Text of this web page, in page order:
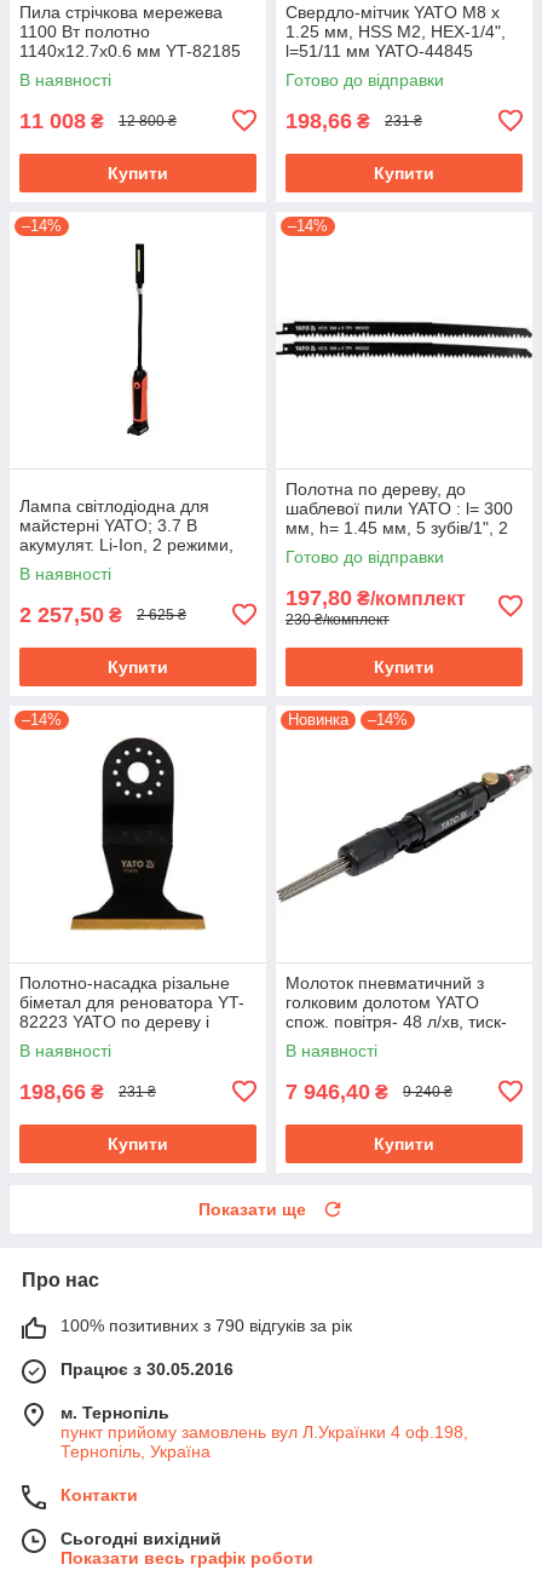
Пила стрічкова мережева
1100 Вт полотно
1140х12.7х0.6 мм YT-82185
В наявності
11 008 ₴ 12 800 ₴
Купити
Свердло-мітчик YATO М8 х
1.25 мм, HSS М2, HEX-1/4",
l=51/11 мм YATO-44845
Готово до відправки
198,66 ₴ 231 ₴
Купити
–14%
Лампа світлодіодна для
майстерні YATO; 3.7 В
акумулят. Li-Ion, 2 режими,
зарядний USB пристрій YT-
08527
В наявності
2 257,50 ₴ 2 625 ₴
Купити
–14%
Полотна по дереву, до
шаблевої пили YATO : l= 300
мм, h= 1.45 мм, 5 зубів/1", 2
шт. YT-33920
Готово до відправки
197,80 ₴/комплект
230 ₴/комплект
Купити
–14%
Полотно-насадка різальне
біметал для реноватора YT-
82223 YATO по дереву і
металу, l= 90 мм, w= 65 мм
В наявності
198,66 ₴ 231 ₴
Купити
Новинка –14%
Молоток пневматичний з
голковим долотом YATO
спож. повітря- 48 л/хв, тиск-
6.3 Bar, 13 голок YT-09913
В наявності
7 946,40 ₴ 9 240 ₴
Купити
Показати ще
Про нас
100% позитивних з 790 відгуків за рік
Працює з 30.05.2016
м. Тернопіль
пункт прийому замовлень вул Л.Українки 4 оф.198,
Тернопіль, Україна
Контакти
Сьогодні вихідний
Показати весь графік роботи